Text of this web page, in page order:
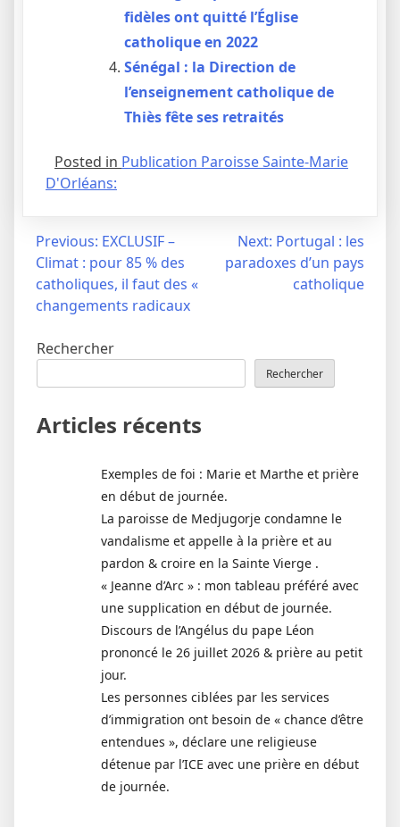
fidèles ont quitté l’Église
catholique en 2022
Sénégal : la Direction de
l’enseignement catholique de
Thiès fête ses retraités
Posted in Publication Paroisse Sainte-Marie
D'Orléans:
Navigation
l’article
Previous: EXCLUSIF –
Climat : pour 85 % des
catholiques, il faut des «
changements radicaux
Next: Portugal : les
paradoxes d’un pays
catholique
Rechercher
Rechercher
Articles récents
Exemples de foi : Marie et Marthe et prière
en début de journée.
La paroisse de Medjugorje condamne le
vandalisme et appelle à la prière et au
pardon & croire en la Sainte Vierge .
« Jeanne d’Arc » : mon tableau préféré avec
une supplication en début de journée.
Discours de l’Angélus du pape Léon
prononcé le 26 juillet 2026 & prière au petit
jour.
Les personnes ciblées par les services
d’immigration ont besoin de « chance d’être
entendues », déclare une religieuse
détenue par l’ICE avec une prière en début
de journée.